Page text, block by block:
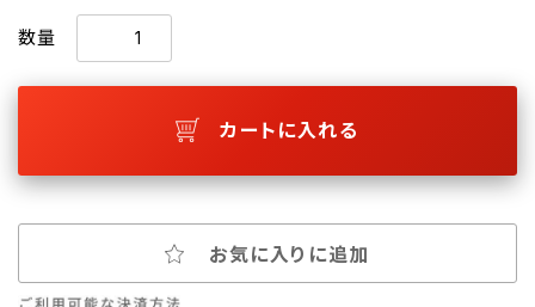
数量
カートに入れる
お気に入りに追加